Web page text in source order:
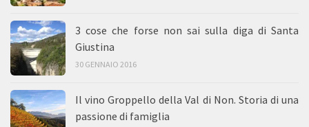
3 cose che forse non sai sulla diga di Santa
Giustina
30 GENNAIO 2016
Il vino Groppello della Val di Non. Storia di una
passione di famiglia